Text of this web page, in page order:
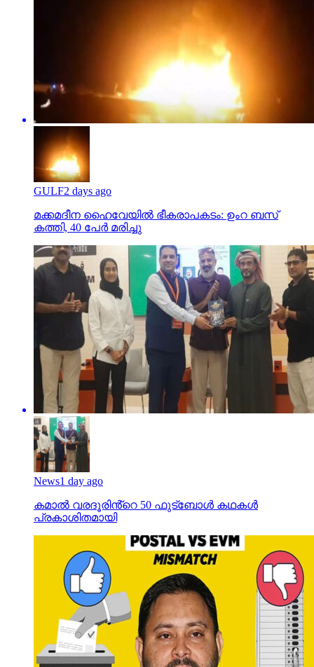
GULF2 days ago
മക്കമദീന ഹൈവേയില്‍ ഭീകരാപകടം: ഉംറ ബസ്
കത്തി, 40 പേര്‍ മരിച്ചു
News1 day ago
കമാൽ വരദൂരിൻ്റെ 50 ഫുട്ബോൾ കഥകൾ
പ്രകാശിതമായി